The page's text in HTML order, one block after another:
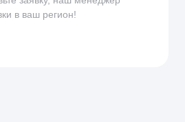
в ваш регион!